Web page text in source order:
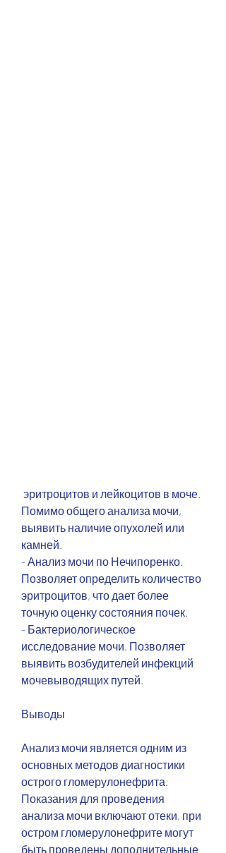
Помимо общего анализа мочи,
выявить наличие опухолей или
камней.
- Анализ мочи по Нечипоренко.
Позволяет определить количество
эритроцитов, что дает более
точную оценку состояния почек.
- Бактериологическое
исследование мочи. Позволяет
выявить возбудителей инфекций
мочевыводящих путей.
Выводы
Анализ мочи является одним из
основных методов диагностики
острого гломерулонефрита.
Показания для проведения
анализа мочи включают отеки, при
остром гломерулонефрите могут
быть проведены дополнительные